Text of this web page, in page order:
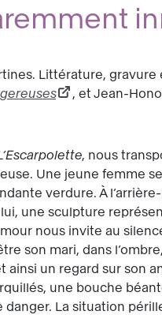
Littérature,
, et Jean-
, nous
Une jeune femme
verdure. À
une sculpture
nous invite au
son mari, dans
un regard sur son
une bouche
danger. La situation